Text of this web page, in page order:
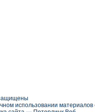
использовании